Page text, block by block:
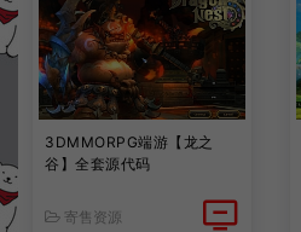
3DMMORPG端游【龙之
谷】全套源代码
寄售资源